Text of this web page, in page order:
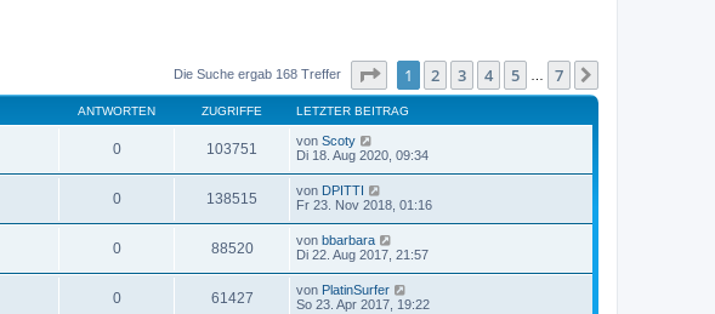
Die Suche ergab 168 Treffer Seite von7
1 2 3 4 5 7
ANTWORTEN ZUGRIFFE LETZTER BEITRAG
0 103751 von Scoty
Di 18. Aug 2020, 09:34
0 138515 von DPITTI
Fr 23. Nov 2018, 01:16
0 88520 von bbarbara
Di 22. Aug 2017, 21:57
0 61427 von PlatinSurfer
So 23. Apr 2017, 19:22